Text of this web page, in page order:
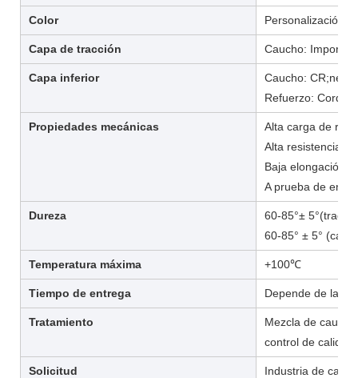
Color Personalización /
Capa de tracción Caucho:
Capa inferior
Caucho:
Refuerzo:
Propiedades mecánicas
Alta carga de
Alta resistencia al
Baja elongación
A prueba de
Dureza
60-85°±
60-85° ± 5°
Temperatura máxima +100℃
Tiempo de entrega Depende de la
Tratamiento
Mezcla de
control de
Solicitud
Industria de